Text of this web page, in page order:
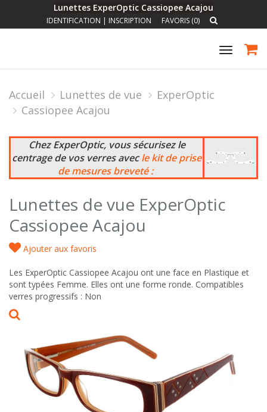
Lunettes ExperOptic Cassiopee Acajou
IDENTIFICATION | INSCRIPTION FAVORIS (0)
Toggle
Accueil Lunettes de vue
ExperOptic
Cassiopee Acajou
Chez ExperOptic, vous sécurisez le
centrage de vos verres avecle kit de prise
de mesures breveté :
Lunettes de vue ExperOptic
Cassiopee Acajou
Ajouter aux favoris
Les ExperOptic Cassiopee Acajou ont une face en Plastique et
sont typées Femme. Elles ont une forme ronde. Compatibles
verres progressifs : Non